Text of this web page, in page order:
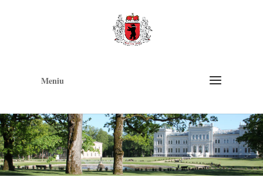
Meniu